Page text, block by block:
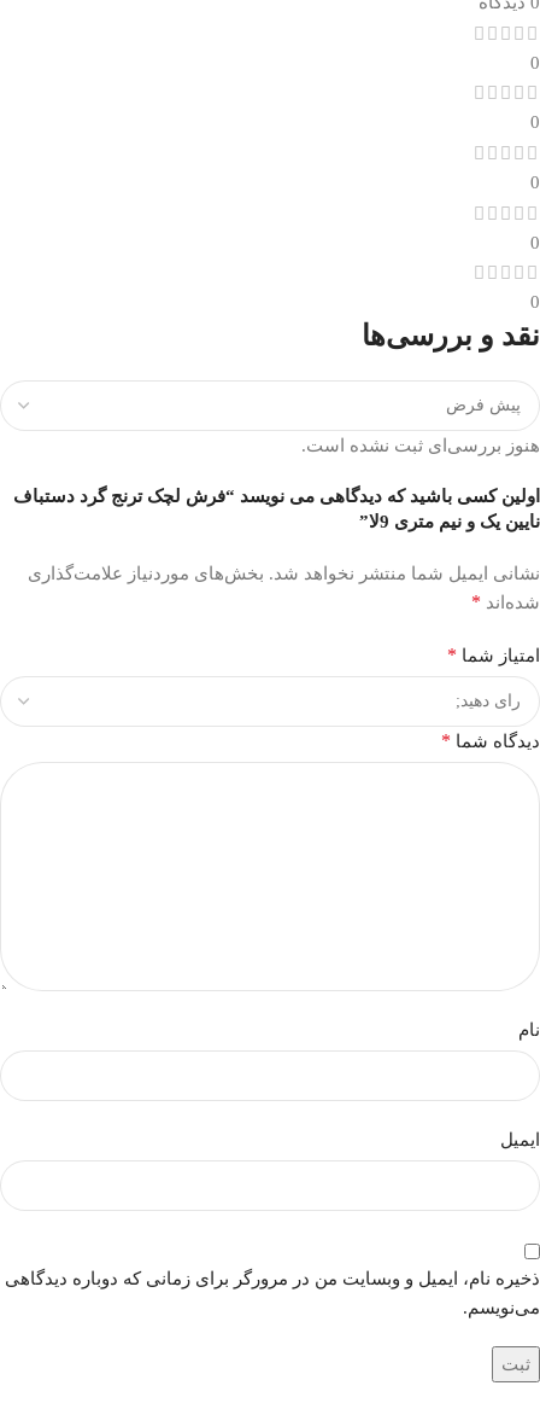
0
0
0
0
0
نقد و بررسی‌ها
هنوز بررسی‌ای ثبت نشده است.
اولین کسی باشید که دیدگاهی می نویسد “فرش لچک ترنج گرد دستباف
نایین یک و نیم متری 9لا”
نشانی ایمیل شما منتشر نخواهد شد. بخش‌های موردنیاز علامت‌گذاری
شده‌اند *
امتیاز شما *
دیدگاه شما *
نام
ایمیل
ذخیره نام، ایمیل و وبسایت من در مرورگر برای زمانی که دوباره دیدگاهی
می‌نویسم.